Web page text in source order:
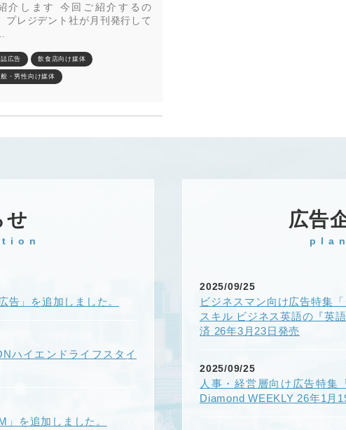
介します 今回ご紹介するの
プレジデント社が月刊発行して
広告 飲食店向け媒体
・男性向け媒体
せ
告」を追加しました。
ハイエンドライフスタイ
を追加しました。
広告
2025/09/25
ビジネスマン向け広告特集
スキル ビジネス英語の『英
済 26年3月23日発売
2025/09/25
人事・経営層向け広告特集
Diamond WEEKLY 26年1月